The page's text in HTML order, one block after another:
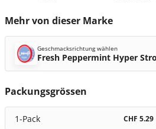
Mehr von dieser Marke
Geschmacksrichtung wählen
Fresh Peppermint Hyper
Packungsgrössen
1-Pack CHF 5.29